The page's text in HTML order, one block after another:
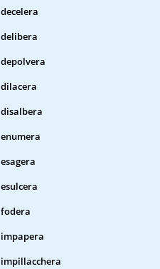
decelera
delibera
depolvera
dilacera
disalbera
enumera
esagera
esulcera
fodera
impapera
impillacchera